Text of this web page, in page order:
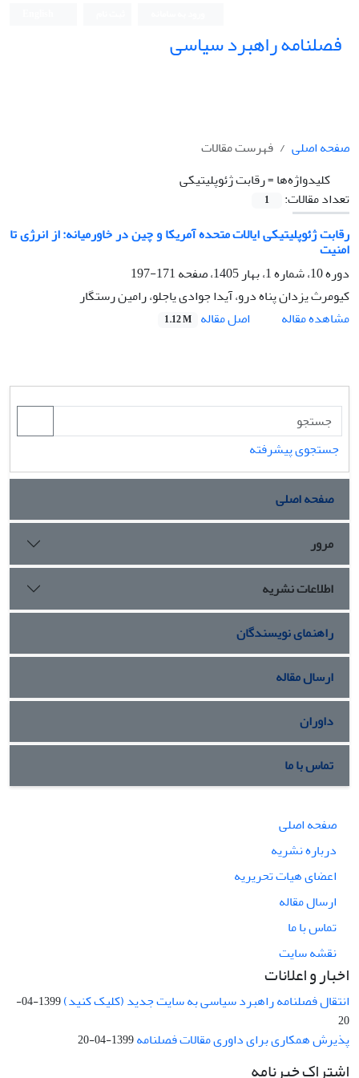
فصلنامه راهبرد سیاسی
صفحه اصلی
فهرست مقالات
کلیدواژه‌ها =رقابت ژئوپلیتیکی
تعداد مقالات:
1
رقابت ژئوپلیتیکی ایالات متحده آمریکا و چین در خاورمیانه: از انرژی تا
امنیت
دوره 10، شماره 1، بهار 1405، صفحه
171-197
کیومرث یزدان پناه درو، آیدا جوادی یاجلو، رامین رستگار
مشاهده مقاله
اصل مقاله 1.12 M
جستجوی پیشرفته
صفحه اصلی
مرور
اطلاعات نشریه
راهنمای نویسندگان
ارسال مقاله
داوران
تماس با ما
صفحه اصلی
درباره نشریه
اعضای هیات تحریریه
ارسال مقاله
تماس با ما
نقشه سایت
اخبار و اعلانات
انتقال فصلنامه راهبرد سیاسی به سایت جدید (کلیک کنید)
1399-04-
20
پذیرش همکاری برای داوری مقالات فصلنامه1399-04-20
اشتراک خبرنامه